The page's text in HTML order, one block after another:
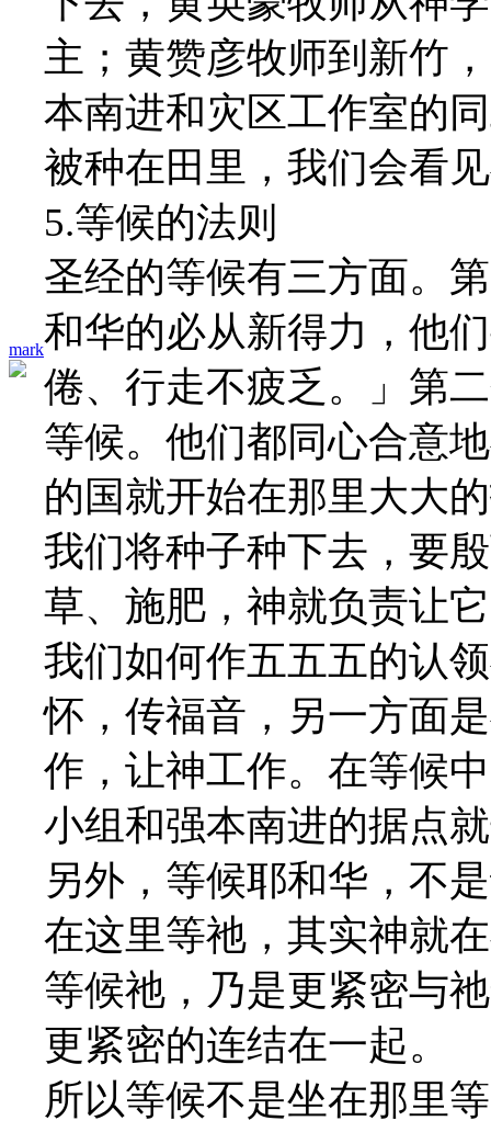
mark
主；黄赞彦牧师到新竹
本南进和灾区工作室的
被种在田里，我们会看
5.等候的法则
圣经的等候有三方面。
和华的必从新得力，他
倦、行走不疲乏。」第
等候。他们都同心合意
的国就开始在那里大大
我们将种子种下去，要
草、施肥，神就负责让
我们如何作五五五的认
怀，传福音，另一方面
作，让神工作。在等候
小组和强本南进的据点
另外，等候耶和华，不
在这里等祂，其实神就
等候祂，乃是更紧密与
更紧密的连结在一起。
所以等候不是坐在那里